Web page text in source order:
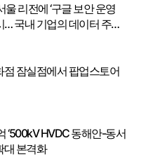
리전에 ‘구글 보안 운영
… 국내 기업의 데이터 주권
점 잠실점에서 팝업스토어
‘500kV HVDC 동해안-동서
대 본격화